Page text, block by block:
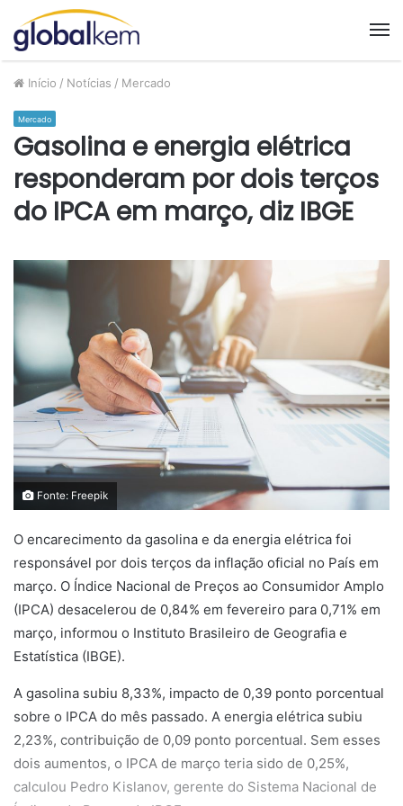
Início / Notícias / Mercado
Mercado
Gasolina e energia elétrica
responderam por dois terços
do IPCA em março, diz IBGE
Fonte: Freepik
O encarecimento da gasolina e da energia elétrica foi
responsável por dois terços da inflação oficial no País em
março. O Índice Nacional de Preços ao Consumidor Amplo
(IPCA) desacelerou de 0,84% em fevereiro para 0,71% em
março, informou o Instituto Brasileiro de Geografia e
Estatística (IBGE).
A gasolina subiu 8,33%, impacto de 0,39 ponto porcentual
sobre o IPCA do mês passado. A energia elétrica subiu
2,23%, contribuição de 0,09 ponto porcentual. Sem esses
dois aumentos, o IPCA de março teria sido de 0,25%,
calculou Pedro Kislanov, gerente do Sistema Nacional de